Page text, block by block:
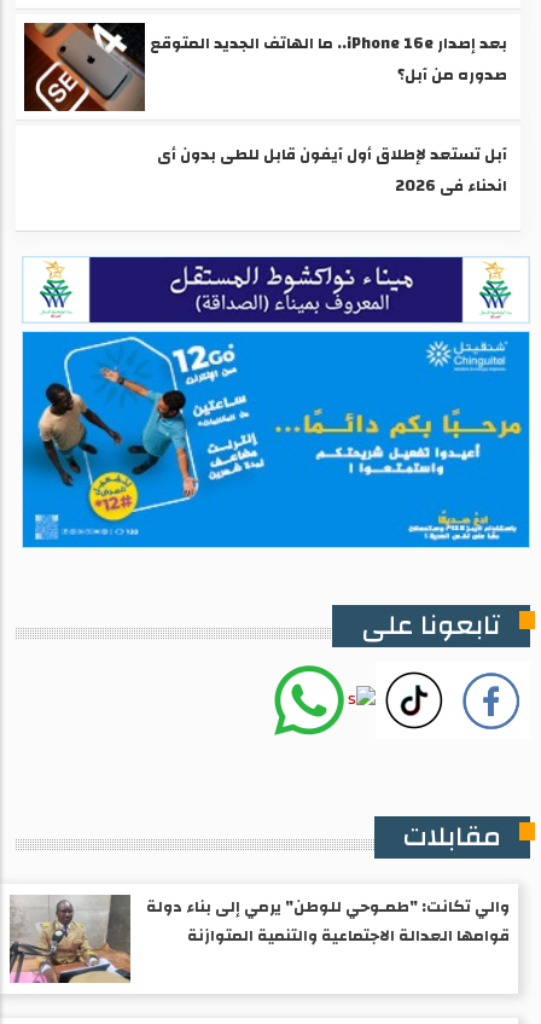
بعد إصدار iPhone 16e.. ما الهاتف الجديد المتوقع
صدوره من آبل؟
آبل تستعد لإطلاق أول آيفون قابل للطى بدون أى
انحناء فى 2026
تابعونا على
مقابلات
والي تكانت: "طمـوحي للوطن" يرمي إلى بناء دولة
قوامها العدالة الاجتماعية والتنمية المتوازنة